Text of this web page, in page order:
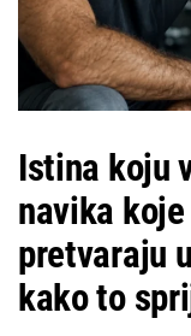
Istina koju
navika
pretvaraju
kako to